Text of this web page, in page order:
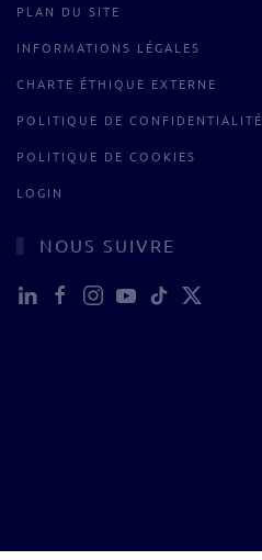
PLAN DU SITE
INFORMATIONS LÉGALES
CHARTE ÉTHIQUE EXTERNE
POLITIQUE DE CONFIDENTIALITÉ
POLITIQUE DE COOKIES
LOGIN
NOUS SUIVRE